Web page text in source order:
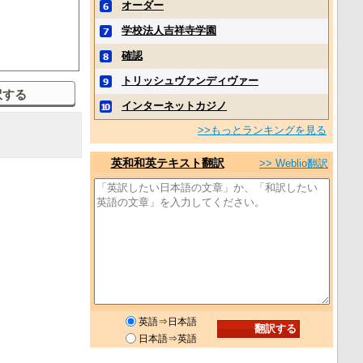
オーダー
学校法人吉祥寺学園
確認
トリッシュヴァンディヴァー
インターネットカジノ
>>もっとランキングを見る
英和和英テキスト翻訳 >> Weblio翻訳
英語⇒日本語
日本語⇒英語